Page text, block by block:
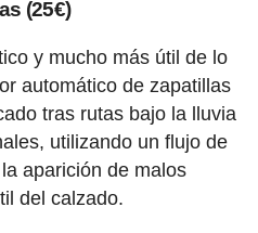
(25€)
y mucho más útil de lo
automático de zapatillas
tras rutas bajo la lluvia
utilizando un flujo de
aparición de malos
del calzado.